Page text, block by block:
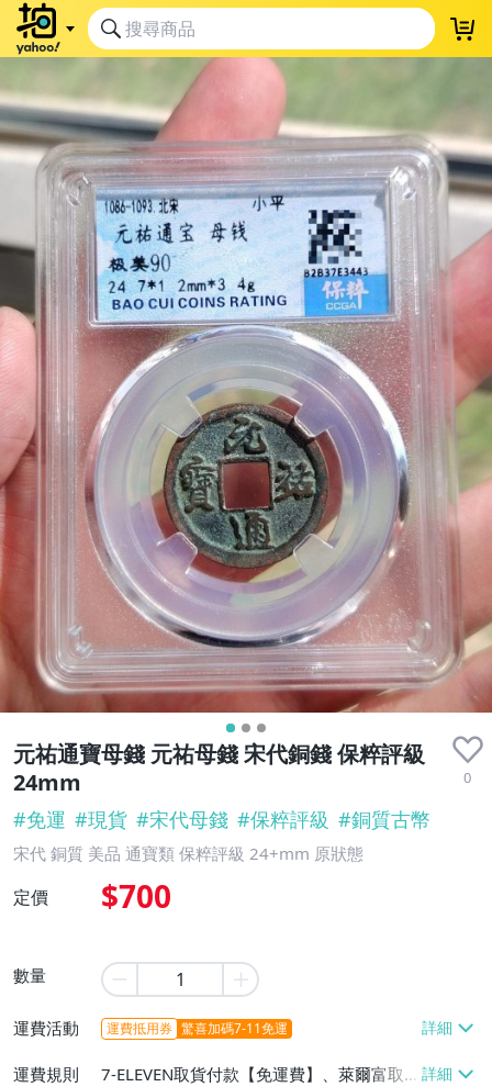
元祐通寶母錢 元祐母錢 宋代銅錢 保粹評級
24mm
0
#免運 #現貨 #宋代母錢 #保粹評級 #銅質古幣
宋代 銅質 美品 通寶類 保粹評級 24+mm 原狀態
定價 $700
數量
運費活動 運費抵用券 驚喜加碼7-11免運
運費規則
7-ELEVEN取貨付款【免運費】、萊爾富取